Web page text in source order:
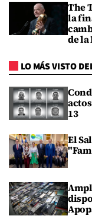
The
la
de la
LO MÁS VISTO
13
El